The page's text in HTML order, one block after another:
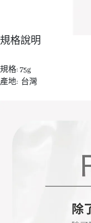
規格說明
規格: 75g
產地: 台灣